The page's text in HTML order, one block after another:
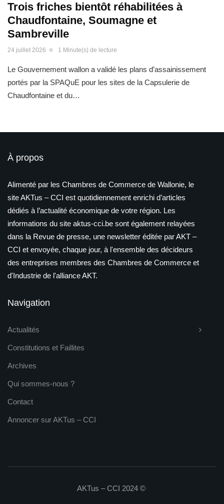
Trois friches bientôt réhabilitées à
Chaudfontaine, Soumagne et
Sambreville
24 juillet 2026 1 Minute(s) de lecture
Le Gouvernement wallon a validé les plans d’assainissement
portés par la SPAQuE pour les sites de la Capsulerie de
Chaudfontaine et du…
À propos
Alimenté par les Chambres de Commerce de Wallonie, le
site AKTus – CCI est quotidiennement enrichi d’articles
dédiés à l’actualité économique de votre région. Les
informations du site aktus-cci.be sont également relayées
dans la Revue de presse, une newsletter éditée par AKT –
CCI et envoyée, chaque jour, à l'ensemble des décideurs
des entreprises membres des Chambres de Commerce et
d'Industrie de l'alliance AKT.
Navigation
Actualités
Constitutions et Faillites
Archives
Qui sommes-nous ?
Contact
Annoncer sur AKTus – CCI
AKTus – CCI 2024 ©